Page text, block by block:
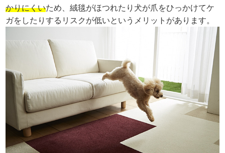
かりにくいため、絨毯がほつれたり犬が爪をひっかけてケ
ガをしたりするリスクが低いというメリットがあります。